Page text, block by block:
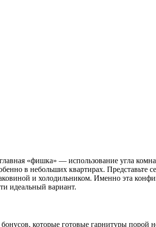
«фишка» — использование угла
в небольших квартирах.
и холодильником. Именно эта
идеальный вариант.
которые готовые гарнитуры порой